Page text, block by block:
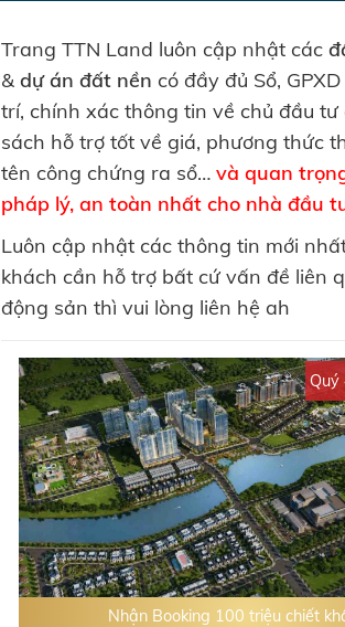
Trang TTN Land luôn cập nhật các
& dự án đất nền có đầy đủ Sổ,
trí, chính xác thông tin về chủ đầu
sách hỗ trợ tốt về giá, phương thức
tên công chứng ra sổ… và quan
pháp lý, an toàn nhất cho nhà đầu
Luôn cập nhật các thông tin mới
khách cần hỗ trợ bất cứ vấn đề liên
động sản thì vui lòng liên hệ ah
Quý
Nhận Booking 100 triệu chiết